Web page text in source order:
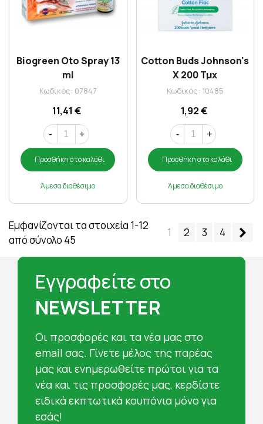
Biogreen Oto Spray 13
ml
Κωδικός: 07847
11,41 €
- +
Προσθήκη στο καλάθι
Άμεσα διαθέσιμο
Cotton Buds Johnson's
X 200 Τμχ
Κωδικός: 10485
1,92 €
- +
Προσθήκη στο καλάθι
Άμεσα διαθέσιμο
Εμφανίζονται τα στοιχεία 1-12
από σύνολο 45
1 2 3 4
Εγγραφείτε στο
NEWSLETTER
Oι προσφορές και τα νέα μας στο
email σας. Γίνετε μέλος της παρέας
μας και ενημερωθείτε πρώτοι για τα
νέα και τις προσφορές μας, κερδίστε
ειδικά εκπτωτικά κουπόνια μόνο για
εσάς!